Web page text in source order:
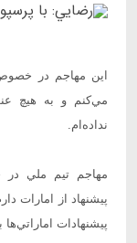
اين مهاجم در
مي‌كنم و به هيچ
نداده‌ام.
مهاجم تيم ملي
پيشنهاد از امارات
پيشنهادات